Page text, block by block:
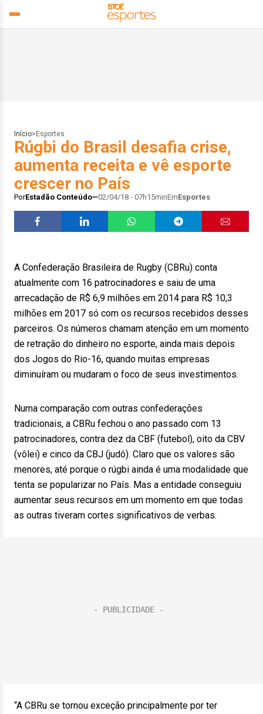
Início> Esportes
Rúgbi do Brasil desafia crise,
aumenta receita e vê esporte
crescer no País
PorEstadão Conteúdo 02/04/18 - 07h15minEmEsportes
A Confederação Brasileira de Rugby (CBRu) conta
atualmente com 16 patrocinadores e saiu de uma
arrecadação de R$ 6,9 milhões em 2014 para R$ 10,3
milhões em 2017 só com os recursos recebidos desses
parceiros. Os números chamam atenção em um momento
de retração do dinheiro no esporte, ainda mais depois
dos Jogos do Rio-16, quando muitas empresas
diminuíram ou mudaram o foco de seus investimentos.
Numa comparação com outras confederações
tradicionais, a CBRu fechou o ano passado com 13
patrocinadores, contra dez da CBF (futebol), oito da CBV
(vôlei) e cinco da CBJ (judô). Claro que os valores são
menores, até porque o rúgbi ainda é uma modalidade que
tenta se popularizar no País. Mas a entidade conseguiu
aumentar seus recursos em um momento em que todas
as outras tiveram cortes significativos de verbas.
“A CBRu se tornou exceção principalmente por ter